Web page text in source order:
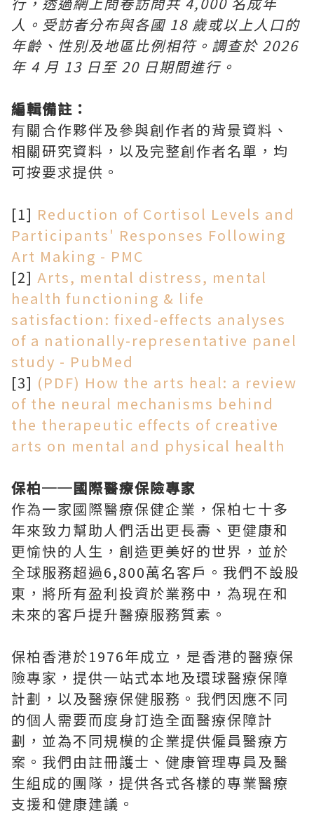
人。受訪者分布與各國 18 歲或以上人口的
年齡、性別及地區比例相符。調查於 2026
年 4 月 13 日至 20 日期間進行。
編輯備註：
有關合作夥伴及參與創作者的背景資料、
相關研究資料，以及完整創作者名單，均
可按要求提供。
[1] Reduction of Cortisol Levels and
Participants' Responses Following
Art Making - PMC
[2] Arts, mental distress, mental
health functioning & life
satisfaction: fixed-effects analyses
of a nationally-representative panel
study - PubMed
[3] (PDF) How the arts heal: a review
of the neural mechanisms behind
the therapeutic effects of creative
arts on mental and physical health
保柏──國際醫療保險專家
作為一家國際醫療保健企業，保柏七十多
年來致力幫助人們活出更長壽、更健康和
更愉快的人生，創造更美好的世界，並於
全球服務超過6,800萬名客戶。我們不設股
東，將所有盈利投資於業務中，為現在和
未來的客戶提升醫療服務質素。
保柏香港於1976年成立，是香港的醫療保
險專家，提供一站式本地及環球醫療保障
計劃，以及醫療保健服務。我們因應不同
的個人需要而度身訂造全面醫療保障計
劃，並為不同規模的企業提供僱員醫療方
案。我們由註冊護士、健康管理專員及醫
生組成的團隊，提供各式各樣的專業醫療
支援和健康建議。